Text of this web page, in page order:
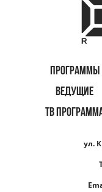
ПРОГРАММЫ
ВЕДУЩИЕ
ТВ
ул.